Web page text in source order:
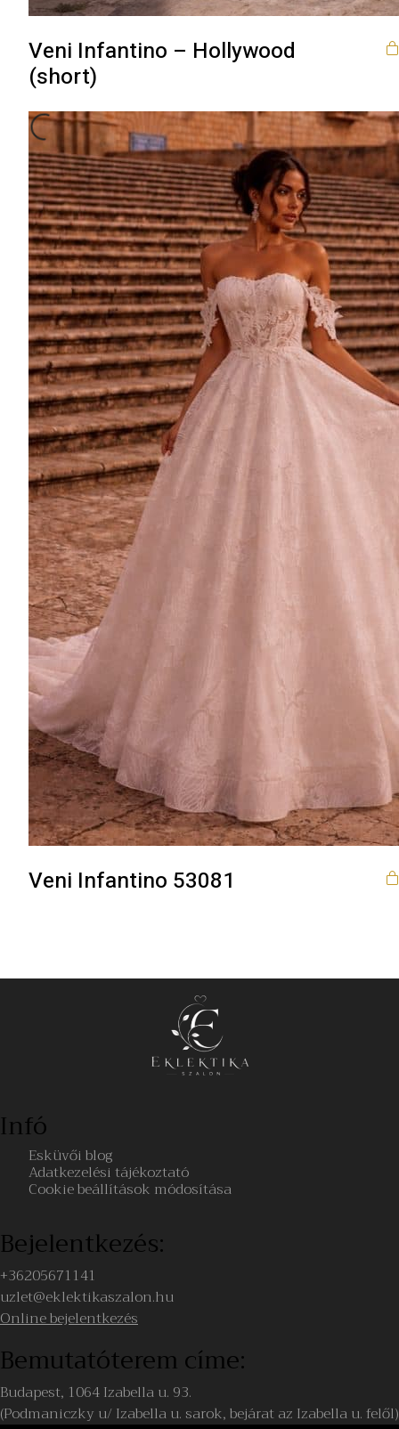
Veni Infantino – Hollywood
(short)
Veni Infantino 53081
Infó
Esküvői blog
Adatkezelési tájékoztató
Cookie beállítások módosítása
Bejelentkezés:
+36205671141
uzlet@eklektikaszalon.hu
Online bejelentkezés
Bemutatóterem címe:
Budapest, 1064 Izabella u. 93.
(Podmaniczky u/ Izabella u. sarok, bejárat az Izabella u. felől)